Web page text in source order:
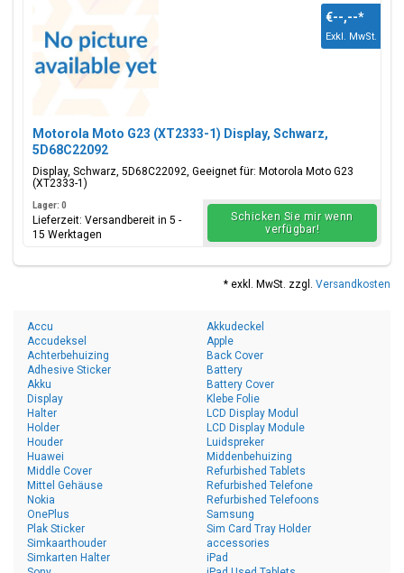
Motorola Moto G23 (XT2333-1) Display, Schwarz,
5D68C22092
Display, Schwarz, 5D68C22092, Geeignet für: Motorola Moto G23
(XT2333-1)
€--,--*
Exkl. MwSt.
Lager: 0
Lieferzeit: Versandbereit in 5 -
15 Werktagen
Schicken Sie mir wenn
verfügbar!
* exkl. MwSt. zzgl. Versandkosten
Accu
Accudeksel
Achterbehuizing
Adhesive Sticker
Akku
Akkudeckel
Apple
Back Cover
Battery
Battery Cover
Display
Halter
Holder
Houder
Huawei
Klebe Folie
LCD Display Modul
LCD Display Module
Luidspreker
Middenbehuizing
Middle Cover
Mittel Gehäuse
Nokia
OnePlus
Plak Sticker
Refurbished Tablets
Refurbished Telefone
Refurbished Telefoons
Samsung
Sim Card Tray Holder
Simkaarthouder
Simkarten Halter
accessories
iPad